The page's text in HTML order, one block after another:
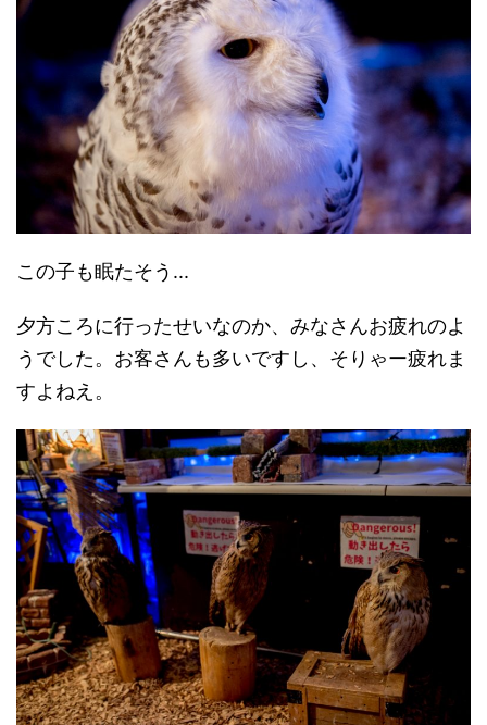
この子も眠たそう...
夕方ころに行ったせいなのか、みなさんお疲れのよ
うでした。お客さんも多いですし、そりゃー疲れま
すよねえ。